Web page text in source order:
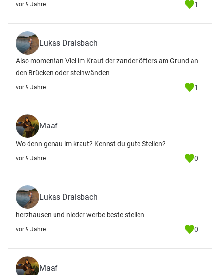
vor 9 Jahre 1
Lukas Draisbach
Also momentan Viel im Kraut der zander öfters am Grund an
den Brücken oder steinwänden
vor 9 Jahre 1
Maaf
Wo denn genau im kraut? Kennst du gute Stellen?
vor 9 Jahre 0
Lukas Draisbach
herzhausen und nieder werbe beste stellen
vor 9 Jahre 0
Maaf